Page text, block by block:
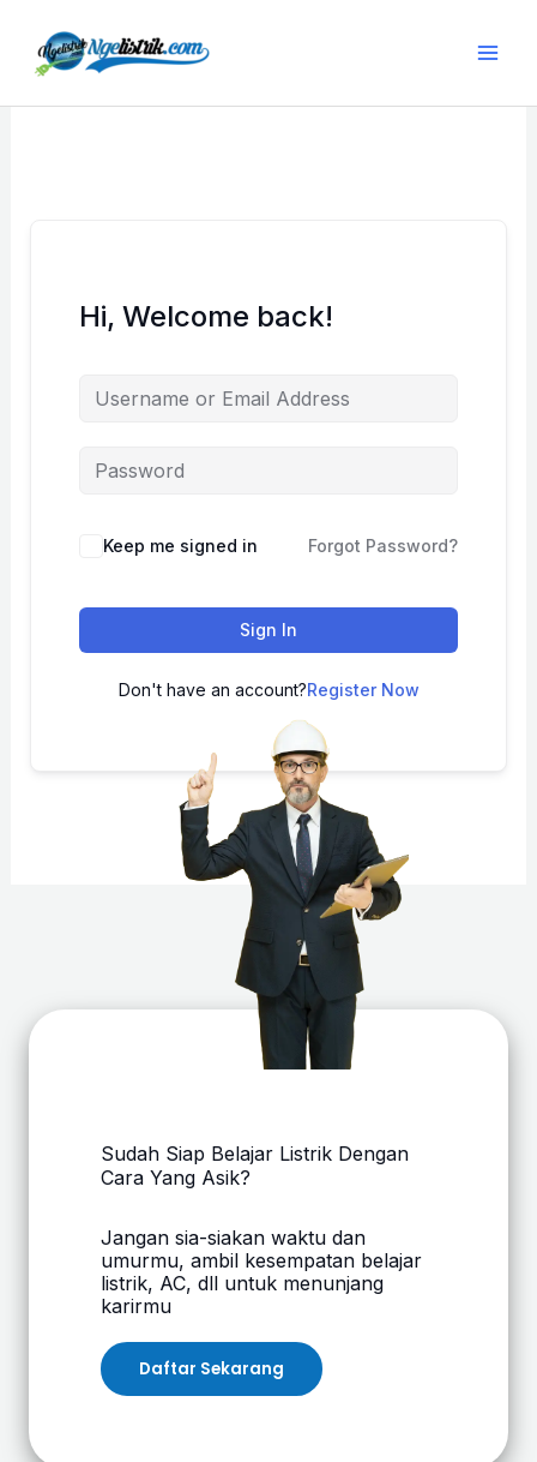
konten
Hi, Welcome back!
Keep me signed in Forgot Password?
Sign In
Don't have an account?Register Now
Sudah Siap Belajar Listrik Dengan
Cara Yang Asik?
Jangan sia-siakan waktu dan
umurmu, ambil kesempatan belajar
listrik, AC, dll untuk menunjang
karirmu
Daftar Sekarang